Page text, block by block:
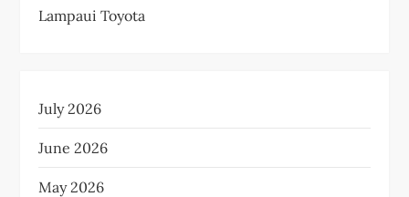
Lampaui Toyota
July 2026
June 2026
May 2026